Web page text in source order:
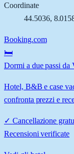
Coordinate
44.5036,
Booking.com
🛏️
Dormi a due passi da
Hotel, B&B e case
confronta prezzi e
✓ Cancellazione
Recensioni verificate